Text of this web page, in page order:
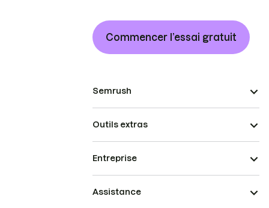
Commencer l’essai gratuit
Semrush
Outils extras
Entreprise
Assistance